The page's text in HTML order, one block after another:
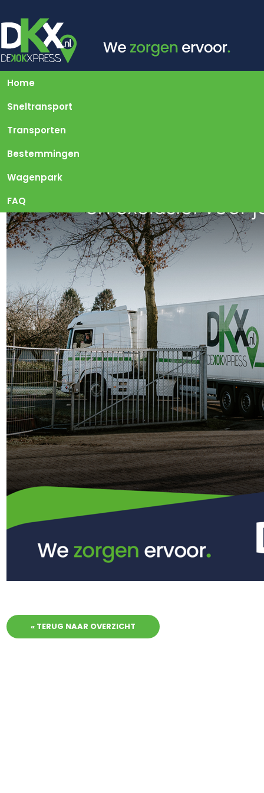
Home
Sneltransport
Transporten
Bestemmingen
Wagenpark
FAQ
« TERUG NAAR OVERZICHT